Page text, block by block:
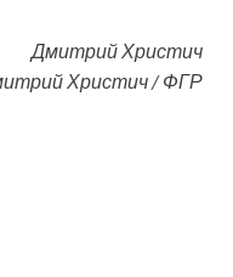
Дмитрий Христич
Христич / ФГР